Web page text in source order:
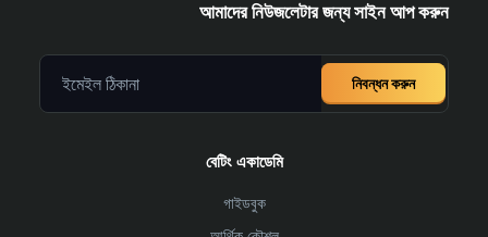
আমাদের নিউজলেটার জন্য সাইন আপ করুন
নিবন্ধন করুন
বেটিং একাডেমি
গাইডবুক